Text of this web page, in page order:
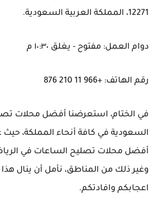
12271، المملكة العربية السعودية.
دوام العمل: مفتوح - يغلق ١٠:٣٠ م
رقم الهاتف: +966 11 210 876
في الختام، استعرضنا أفضل محلات
السعودية في كافة أنحاء المملكة، حيث
أفضل محلات تصليح الساعات في
وغير ذلك من المناطق، نأمل أن ينال
اعجابكم وافادتكم.